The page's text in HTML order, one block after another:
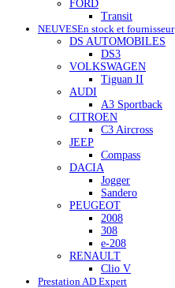
FORD
Transit
NEUVESEn stock et fournisseur
DS AUTOMOBILES
DS3
VOLKSWAGEN
Tiguan II
AUDI
A3 Sportback
CITROEN
C3 Aircross
JEEP
Compass
DACIA
Jogger
Sandero
PEUGEOT
2008
308
e-208
RENAULT
Clio V
Prestation AD Expert